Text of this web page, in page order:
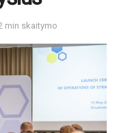
min skaitymo